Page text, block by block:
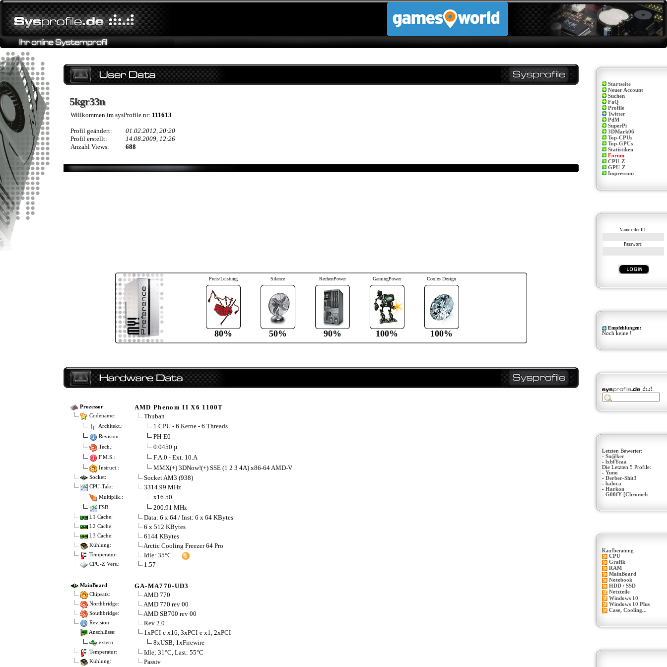
5kgr33n
5kgr33n
Willkommen im sysProfile nr: 111613
Profil geändert:
01.02.2012, 20:20
Profil erstellt:
14.08.2009, 12:26
Anzahl Views:
688
Preis/Leistung
80%
Silence
50%
RechenPower
90%
GamingPower
100%
Cooles Design
100%
Prozessor: AMD Phenom II X6 1100T
Codename: Thuban
Architekt.: 1 CPU - 6 Kerne - 6 Threads
Revision: PH-E0
Tech.: 0.0450 µ
F.M.S.: F.A.0 - Ext. 10.A
Instruct.: MMX(+) 3DNow!(+) SSE (1 2 3 4A) x86-64 AMD-V
Socket: Socket AM3 (938)
CPU-Takt: 3314.99 MHz
Multiplik.: x16.50
FSB: 200.91 MHz
L1 Cache: Data: 6 x 64 / Inst: 6 x 64 KBytes
L2 Cache: 6 x 512 KBytes
L3 Cache: 6144 KBytes
Kühlung: Arctic Cooling Freezer 64 Pro
Temperatur: Idle: 35°C
CPU-Z Vers.: 1.57
MainBoard: GA-MA770-UD3
Chipsatz: AMD 770
Northbridge: AMD 770 rev 00
Southbridge: AMD SB700 rev 00
Revision: Rev 2.0
Anschlüsse: 1xPCI-e x16, 3xPCI-e x1, 2xPCI
extern: 8xUSB, 1xFirewire
Temperatur: Idle; 31°C, Last: 55°C
Kühlung: Passiv
Startseite
Neuer Account
Suchen
FaQ
Profile
Twitter
PdM
SuperPi
3DMark06
Top-CPUs
Top-GPUs
Statistiken
Forum
CPU-Z
GPU-Z
Impressum
Name oder ID:
Passwort:
Empfehlungen:
Noch keine !
Letzten Bewerter:
- Sn@ker
- lxbfYeaa
Die Letzten 5 Profile:
- Yuno
- Derber-Shit3
- baloca
- Harkon
- G00fY [Chromeb
Kaufberatung
CPU
Grafik
RAM
MainBoard
Notebook
HDD / SSD
Netzteile
Windows 10
Windows 10 Plus
Case, Cooling...